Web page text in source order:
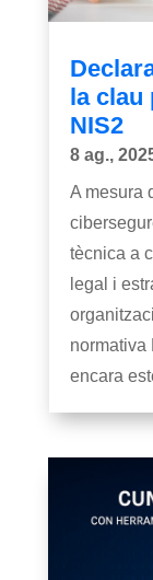
la
NIS2
8 ag.,
A mesura
tècnica a
legal i
normativa
encara